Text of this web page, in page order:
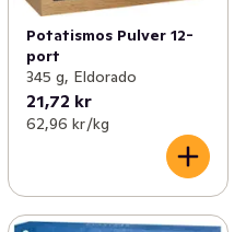
Potatismos Pulver 12-
port
345 g, Eldorado
21,72 kr
62,96 kr /kg